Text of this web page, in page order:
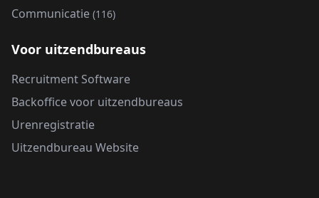
Communicatie (116)
Voor uitzendbureaus
Recruitment Software
Backoffice voor uitzendbureaus
Urenregistratie
Uitzendbureau Website